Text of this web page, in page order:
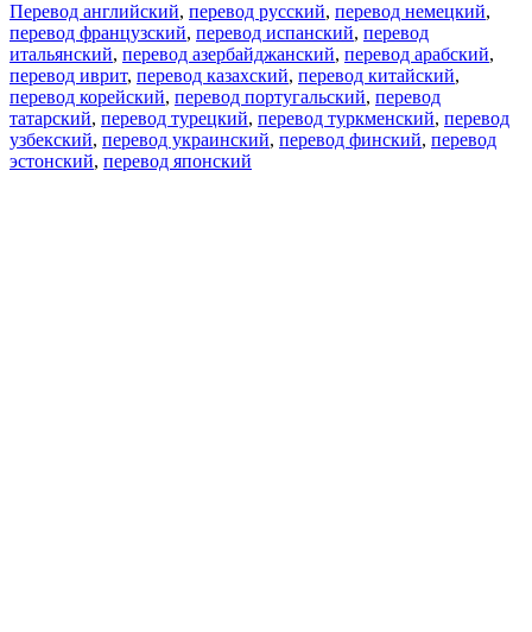
Перевод английский, перевод русский, перевод немецкий,
перевод французский, перевод испанский, перевод
итальянский, перевод азербайджанский, перевод арабский,
перевод иврит, перевод казахский, перевод китайский,
перевод корейский, перевод португальский, перевод
татарский, перевод турецкий, перевод туркменский, перевод
узбекский, перевод украинский, перевод финский, перевод
эстонский, перевод японский